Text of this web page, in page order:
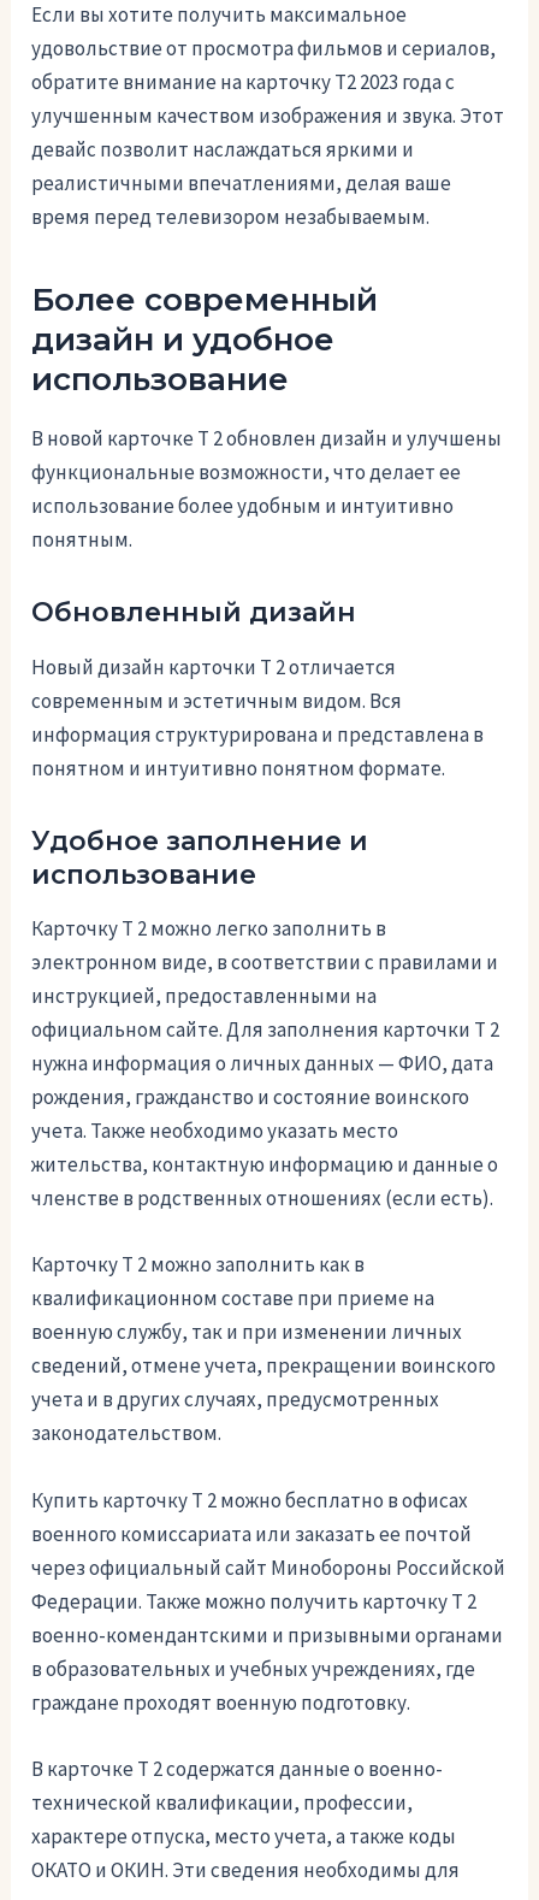
Если вы хотите получить максимальное
удовольствие от просмотра фильмов и сериалов,
обратите внимание на карточку Т2 2023 года с
улучшенным качеством изображения и звука. Этот
девайс позволит наслаждаться яркими и
реалистичными впечатлениями, делая ваше
время перед телевизором незабываемым.
Более современный
дизайн и удобное
использование
В новой карточке Т 2 обновлен дизайн и улучшены
функциональные возможности, что делает ее
использование более удобным и интуитивно
понятным.
Обновленный дизайн
Новый дизайн карточки Т 2 отличается
современным и эстетичным видом. Вся
информация структурирована и представлена в
понятном и интуитивно понятном формате.
Удобное заполнение и
использование
Карточку Т 2 можно легко заполнить в
электронном виде, в соответствии с правилами и
инструкцией, предоставленными на
официальном сайте. Для заполнения карточки Т 2
нужна информация о личных данных — ФИО, дата
рождения, гражданство и состояние воинского
учета. Также необходимо указать место
жительства, контактную информацию и данные о
членстве в родственных отношениях (если есть).
Карточку Т 2 можно заполнить как в
квалификационном составе при приеме на
военную службу, так и при изменении личных
сведений, отмене учета, прекращении воинского
учета и в других случаях, предусмотренных
законодательством.
Купить карточку Т 2 можно бесплатно в офисах
военного комиссариата или заказать ее почтой
через официальный сайт Минобороны Российской
Федерации. Также можно получить карточку Т 2
военно-комендантскими и призывными органами
в образовательных и учебных учреждениях, где
граждане проходят военную подготовку.
В карточке Т 2 содержатся данные о военно-
технической квалификации, профессии,
характере отпуска, место учета, а также коды
ОКАТО и ОКИН. Эти сведения необходимы для